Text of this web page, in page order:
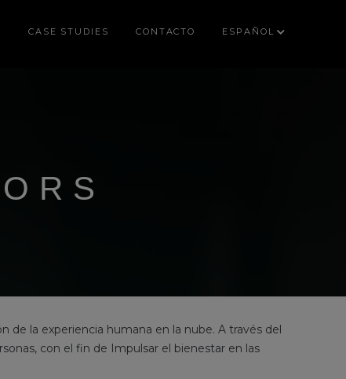
CASE STUDIES CONTACTO ESPAÑOL
de la experiencia humana en la nube. A través del
con el fin de Impulsar el bienestar en las